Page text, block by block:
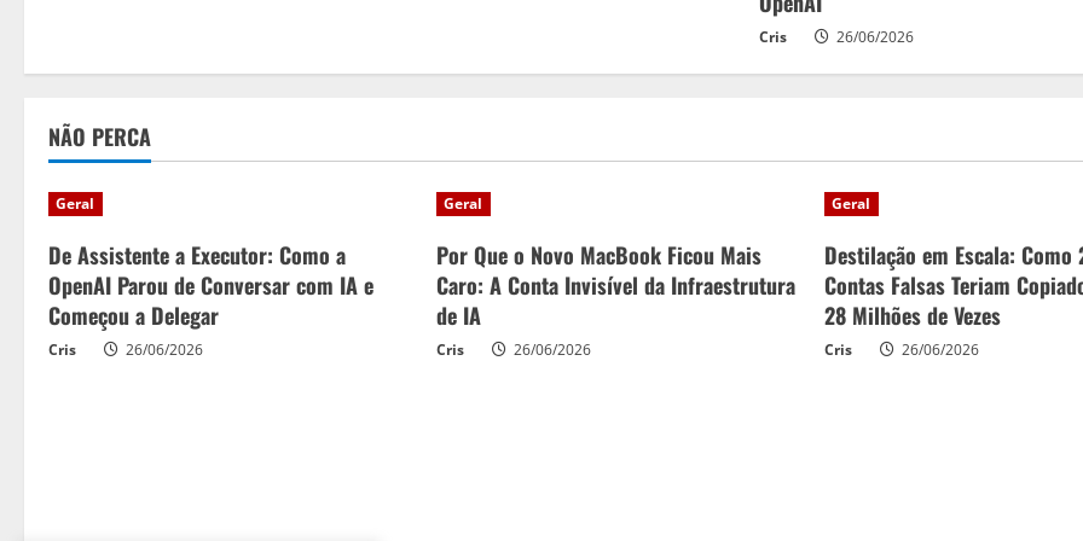
g
Cris 26/06/2026
NÃO PERCA
Geral
De Assistente a Executor: Como a
OpenAI Parou de Conversar com IA e
Começou a Delegar
Cris 26/06/2026
Geral
Por Que o Novo MacBook Ficou Mais
Caro: A Conta Invisível da Infraestrutura
de IA
Cris 26/06/2026
Geral
Destilação em Escala: Como
Contas Falsas Teriam
28 Milhões de Vezes
Cris 26/06/2026